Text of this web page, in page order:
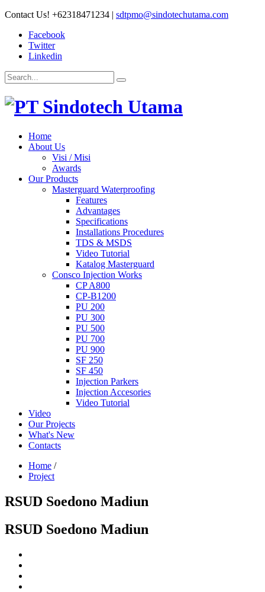
Contact Us! +62318471234 | sdtpmo@sindotechutama.com
Facebook
Twitter
Linkedin
Home
About Us
Visi / Misi
Awards
Our Products
Masterguard Waterproofing
Features
Advantages
Specifications
Installations Procedures
TDS & MSDS
Video Tutorial
Katalog Masterguard
Consco Injection Works
CP A800
CP-B1200
PU 200
PU 300
PU 500
PU 700
PU 900
SF 250
SF 450
Injection Parkers
Injection Accesories
Video Tutorial
Video
Our Projects
What's New
Contacts
Home /
Project
RSUD Soedono Madiun
RSUD Soedono Madiun